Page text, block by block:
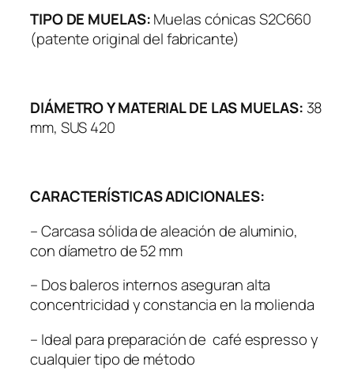
TIPO DE MUELAS:Muelas cónicas S2C660
(patente original del fabricante)
DIÁMETRO Y MATERIAL DE LAS MUELAS: 38
mm, SUS 420
CARACTERÍSTICAS ADICIONALES:
– Carcasa sólida de aleación de aluminio,
con díametro de 52 mm
– Dos baleros internos aseguran alta
concentricidad y constancia en la molienda
– Ideal para preparación de café espresso y
cualquier tipo de método